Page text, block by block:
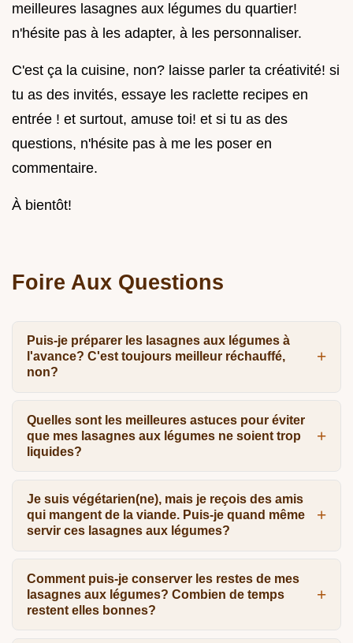
meilleures lasagnes aux légumes du quartier!
n'hésite pas à les adapter, à les personnaliser.
C'est ça la cuisine, non? laisse parler ta créativité! si
tu as des invités, essaye les raclette recipes en
entrée ! et surtout, amuse toi! et si tu as des
questions, n'hésite pas à me les poser en
commentaire.
À bientôt!
Foire Aux Questions
Puis-je préparer les lasagnes aux légumes à
l'avance? C'est toujours meilleur réchauffé,
non?
Quelles sont les meilleures astuces pour éviter
que mes lasagnes aux légumes ne soient trop
liquides?
Je suis végétarien(ne), mais je reçois des amis
qui mangent de la viande. Puis-je quand même
servir ces lasagnes aux légumes?
Comment puis-je conserver les restes de mes
lasagnes aux légumes? Combien de temps
restent elles bonnes?